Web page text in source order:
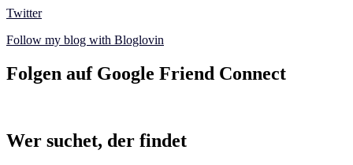
Twitter
Follow my blog with Bloglovin
Folgen auf Google Friend Connect
Wer suchet, der findet